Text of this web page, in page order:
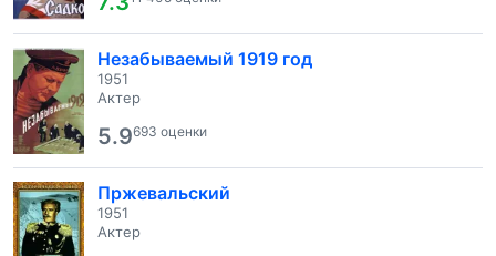
Незабываемый 1919 год
1951
Актер
5.9693 оценки
Пржевальский
1951
Актер